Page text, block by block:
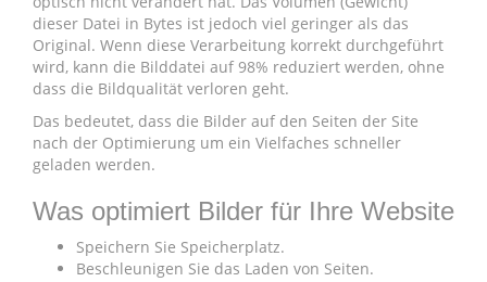
dieser Datei in Bytes ist jedoch viel geringer als das
Original. Wenn diese Verarbeitung korrekt durchgeführt
wird, kann die Bilddatei auf 98% reduziert werden, ohne
dass die Bildqualität verloren geht.
Das bedeutet, dass die Bilder auf den Seiten der Site
nach der Optimierung um ein Vielfaches schneller
geladen werden.
Was optimiert Bilder für Ihre Website
Speichern Sie Speicherplatz.
Beschleunigen Sie das Laden von Seiten.